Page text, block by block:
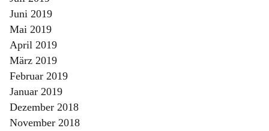
Juni 2019
Mai 2019
April 2019
März 2019
Februar 2019
Januar 2019
Dezember 2018
November 2018